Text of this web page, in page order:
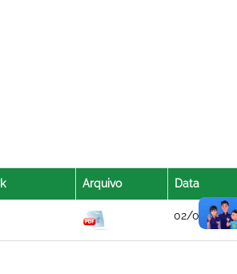
Arquivo Data
02/06/2022